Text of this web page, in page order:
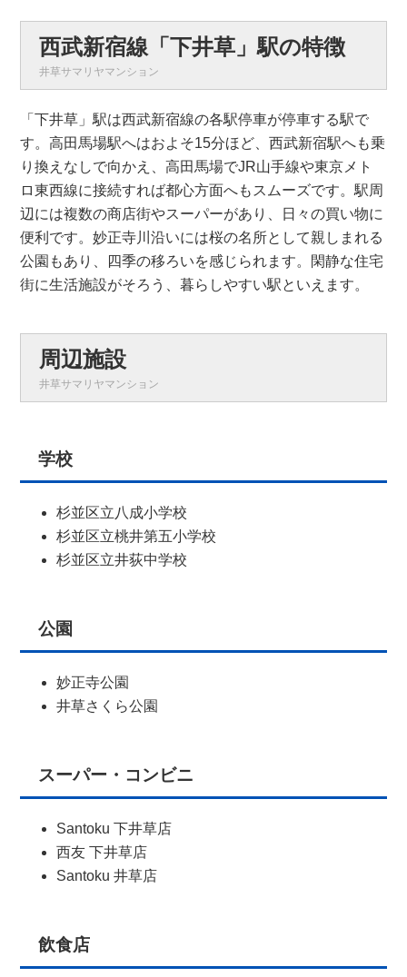
西武新宿線「下井草」駅の特徴
井草サマリヤマンション
「下井草」駅は西武新宿線の各駅停車が停車する駅で
す。高田馬場駅へはおよそ15分ほど、西武新宿駅へも乗
り換えなしで向かえ、高田馬場でJR山手線や東京メト
ロ東西線に接続すれば都心方面へもスムーズです。駅周
辺には複数の商店街やスーパーがあり、日々の買い物に
便利です。妙正寺川沿いには桜の名所として親しまれる
公園もあり、四季の移ろいを感じられます。閑静な住宅
街に生活施設がそろう、暮らしやすい駅といえます。
周辺施設
井草サマリヤマンション
学校
杉並区立八成小学校
杉並区立桃井第五小学校
杉並区立井荻中学校
公園
妙正寺公園
井草さくら公園
スーパー・コンビニ
Santoku 下井草店
西友 下井草店
Santoku 井草店
飲食店